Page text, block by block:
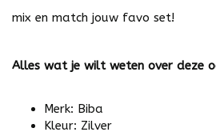
mix en match jouw favo set!
Alles wat je wilt weten over deze
Merk: Biba
Kleur: Zilver